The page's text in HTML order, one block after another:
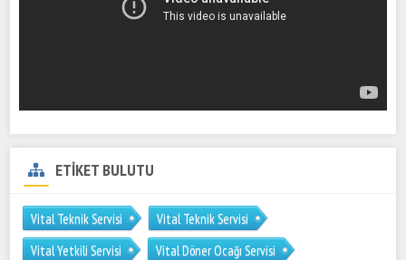
ETİKET BULUTU
Vital Teknik Servisi
Vital Teknik Servisi
Vital Yetkili Servisi
Vital Döner Ocağı Servisi